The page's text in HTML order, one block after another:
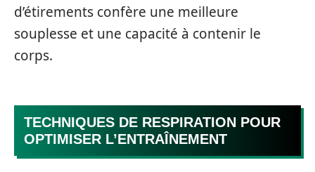
d’étirements confère une meilleure
souplesse et une capacité à contenir le
corps.
TECHNIQUES DE RESPIRATION POUR
OPTIMISER L’ENTRAÎNEMENT